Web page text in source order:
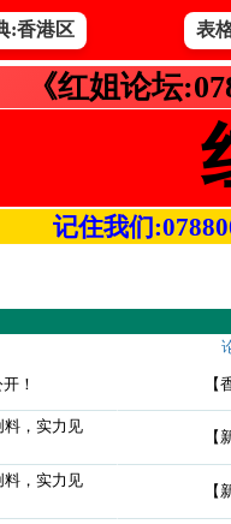
:香港区 表
《红姐论坛
记住我们
！ 【
，实力见
【
，实力见
【